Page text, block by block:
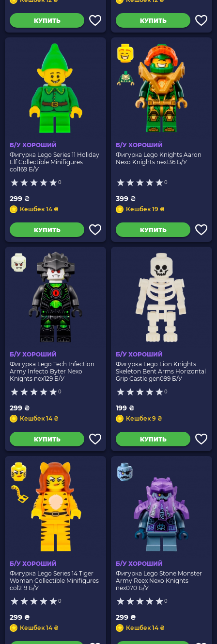
КУПИТЬ КУПИТЬ
Б/У ХОРОШИЙ
Фигурка Lego Series 11 Holiday
Elf Collectible Minifigures
col169 Б/У
0
299 ₴
Кешбек 14 ₴
КУПИТЬ
Б/У ХОРОШИЙ
Фигурка Lego Knights Aaron
Nexo Knights nex136 Б/У
0
399 ₴
Кешбек 19 ₴
КУПИТЬ
Б/У ХОРОШИЙ
Фигурка Lego Tech Infection
Army Infecto Byter Nexo
Knights nex129 Б/У
0
299 ₴
Кешбек 14 ₴
КУПИТЬ
Б/У ХОРОШИЙ
Фигурка Lego Lion Knights
Skeleton Bent Arms Horizontal
Grip Castle gen099 Б/У
0
199 ₴
Кешбек 9 ₴
КУПИТЬ
Б/У ХОРОШИЙ
Фигурка Lego Series 14 Tiger
Woman Collectible Minifigures
col219 Б/У
0
299 ₴
Кешбек 14 ₴
Б/У ХОРОШИЙ
Фигурка Lego Stone Monster
Army Reex Nexo Knights
nex070 Б/У
0
299 ₴
Кешбек 14 ₴